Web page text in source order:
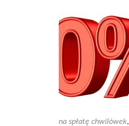
na spłatę chwilówek,